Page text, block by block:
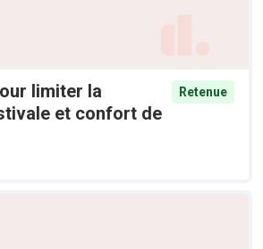
limiter la
et confort de
Retenue